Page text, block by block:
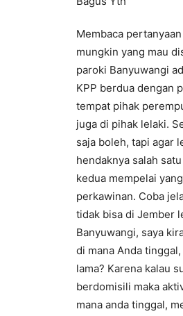
Membaca
mungkin yang mau
paroki Banyuwangi
KPP berdua dengan
tempat pihak
juga di pihak lelaki.
saja boleh, tapi agar
hendaknya salah
kedua mempelai
perkawinan. Coba
tidak bisa di Jember
Banyuwangi, saya
di mana Anda
lama? Karena kalau
berdomisili maka
mana anda tinggal,